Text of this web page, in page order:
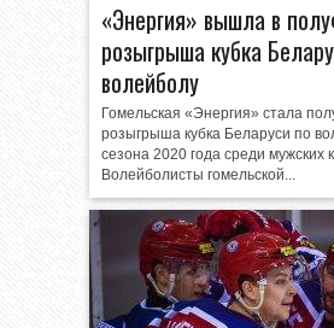
«Энергия» вышла в
розыгрыша кубка
волейболу
Гомельская «Энергия» стала
розыгрыша кубка Беларуси по
сезона 2020 года среди мужских
Волейболисты гомельской...